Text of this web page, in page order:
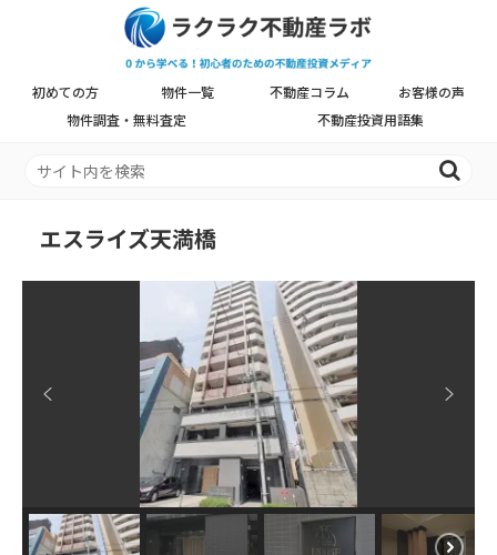
初めての方 物件一覧 不動産コラム
お客様の声
物件調査・無料査定
不動産投資用語集
エスライズ天満橋